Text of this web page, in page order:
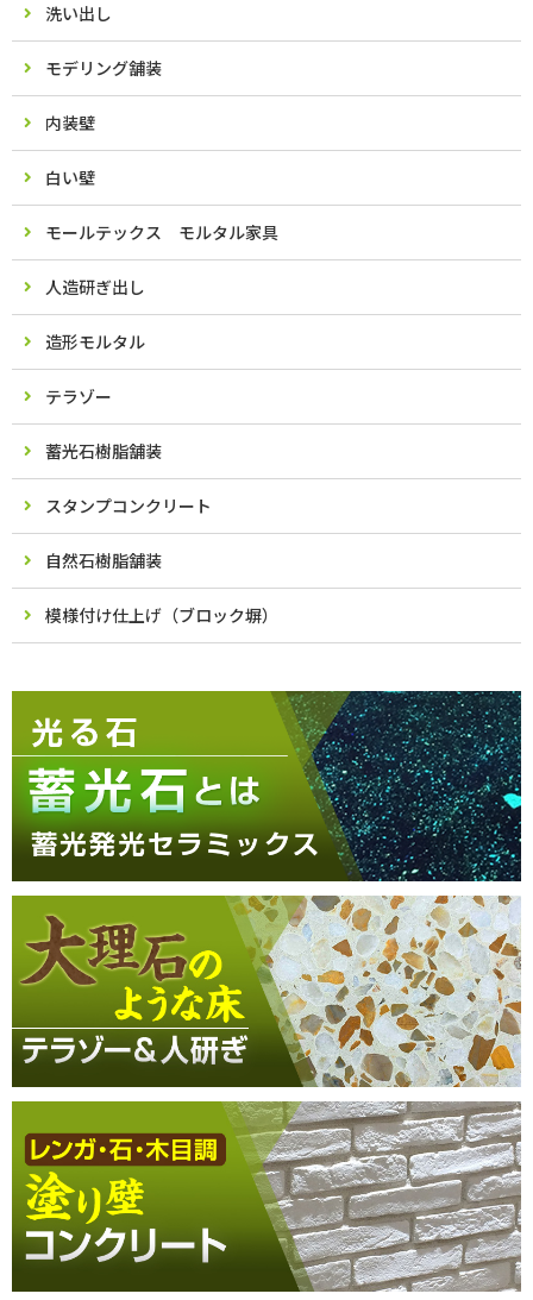
洗い出し
モデリング舗装
内装壁
白い壁
モールテックス モルタル家具
人造研ぎ出し
造形モルタル
テラゾー
蓄光石樹脂舗装
スタンプコンクリート
自然石樹脂舗装
模様付け仕上げ（ブロック塀）